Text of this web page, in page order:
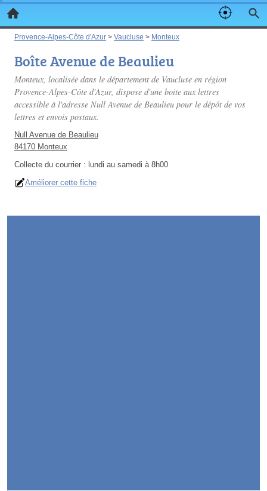
Provence-Alpes-Côte d'Azur > Vaucluse > Monteux
Boîte Avenue de Beaulieu
Monteux, localisée dans le département de Vaucluse en région
Provence-Alpes-Côte d'Azur, dispose d'une boite aux lettres
accessible à l'adresse Null Avenue de Beaulieu pour le dépôt de vos
lettres et envois postaux.
Null Avenue de Beaulieu
84170 Monteux
Collecte du courrier : lundi au samedi à 8h00
Améliorer cette fiche